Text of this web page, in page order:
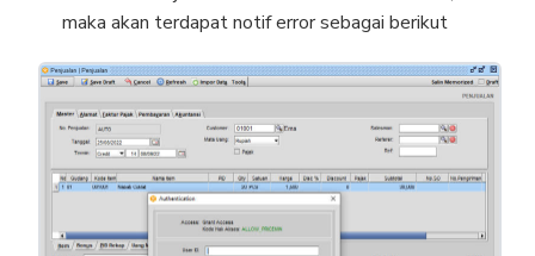
maka akan terdapat notif error sebagai berikut